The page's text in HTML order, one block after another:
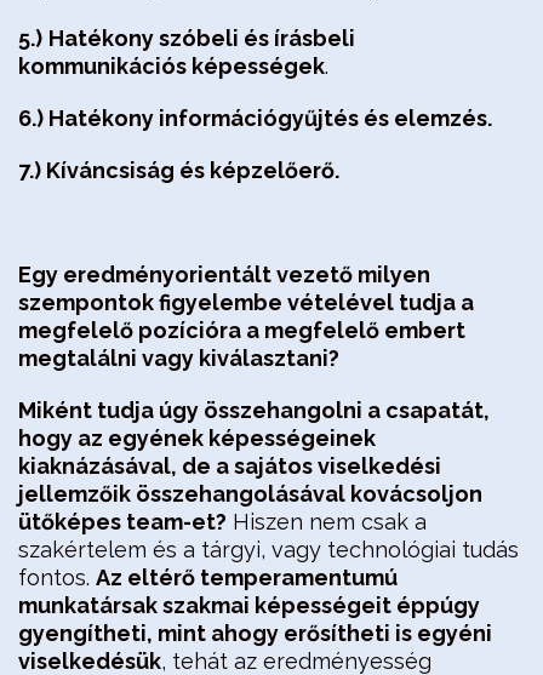
5.) Hatékony szóbeli és írásbeli
kommunikációs képességek.
6.) Hatékony információgyűjtés és elemzés.
7.) Kíváncsiság és képzelőerő.
Egy eredményorientált vezető milyen
szempontok figyelembe vételével tudja a
megfelelő pozícióra a megfelelő embert
megtalálni vagy kiválasztani?
Miként tudja úgy összehangolni a csapatát,
hogy az egyének képességeinek
kiaknázásával, de a sajátos viselkedési
jellemzőik összehangolásával kovácsoljon
ütőképes team-et? Hiszen nem csak a
szakértelem és a tárgyi, vagy technológiai tudás
fontos. Az eltérő temperamentumú
munkatársak szakmai képességeit éppúgy
gyengítheti, mint ahogy erősítheti is egyéni
viselkedésük, tehát az eredményesség